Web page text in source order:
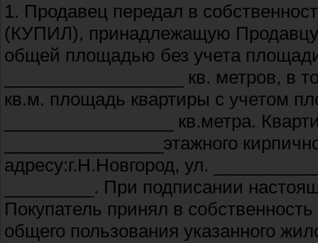
1. Продавец передал в
(КУПИЛ), принадлежащую Продавцу
общей площадью без учета
__________________ кв. метров,
кв.м. площадь квартиры с учетом
_________________ кв.метра.
________________этажного
адресу:г.Н.Новгород, ул.
_________. При подписании
Покупатель принял в
общего пользования указанного